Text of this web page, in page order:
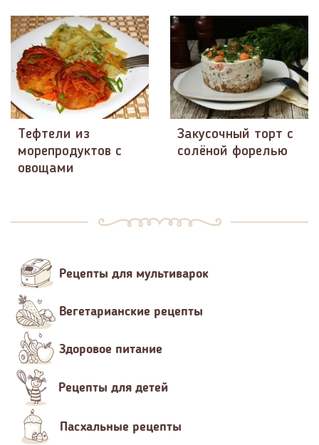
Тефтели из
морепродуктов с
овощами
Закусочный торт с
солёной форелью
Рецепты для мультиварок
Вегетарианские рецепты
Здоровое питание
Рецепты для детей
Пасхальные рецепты